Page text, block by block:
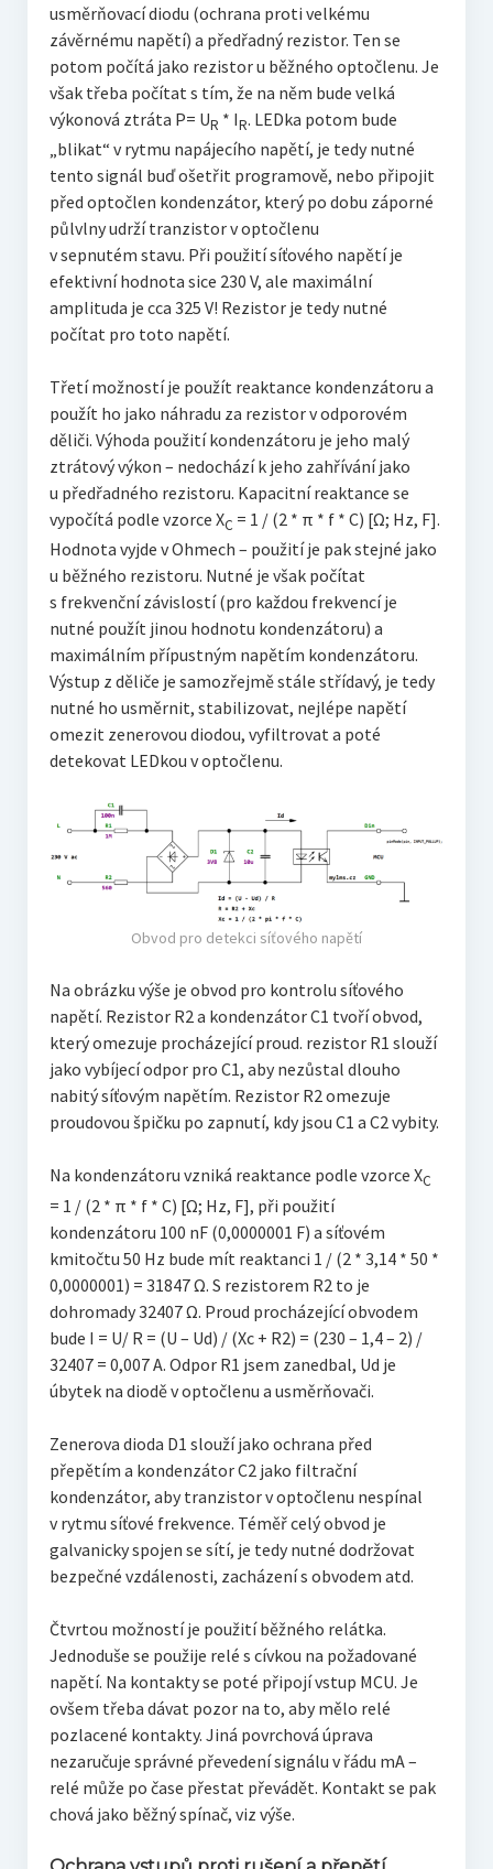
usměrňovací diodu (ochrana proti velkému
závěrnému napětí) a předřadný rezistor. Ten se
potom počítá jako rezistor u běžného optočlenu. Je
však třeba počítat s tím, že na něm bude velká
výkonová ztráta P= UR * IR. LEDka potom bude
„blikat“ v rytmu napájecího napětí, je tedy nutné
tento signál buď ošetřit programově, nebo připojit
před optočlen kondenzátor, který po dobu záporné
půlvlny udrží tranzistor v optočlenu
v sepnutém stavu. Při použití síťového napětí je
efektivní hodnota sice 230 V, ale maximální
amplituda je cca 325 V! Rezistor je tedy nutné
počítat pro toto napětí.
Třetí možností je použít reaktance kondenzátoru a
použít ho jako náhradu za rezistor v odporovém
děliči. Výhoda použití kondenzátoru je jeho malý
ztrátový výkon – nedochází k jeho zahřívání jako
u předřadného rezistoru. Kapacitní reaktance se
vypočítá podle vzorce XC = 1 / (2 * π * f * C) [Ω; Hz, F].
Hodnota vyjde v Ohmech – použití je pak stejné jako
u běžného rezistoru. Nutné je však počítat
s frekvenční závislostí (pro každou frekvencí je
nutné použít jinou hodnotu kondenzátoru) a
maximálním přípustným napětím kondenzátoru.
Výstup z děliče je samozřejmě stále střídavý, je tedy
nutné ho usměrnit, stabilizovat, nejlépe napětí
omezit zenerovou diodou, vyfiltrovat a poté
detekovat LEDkou v optočlenu.
Obvod pro detekci síťového napětí
Na obrázku výše je obvod pro kontrolu síťového
napětí. Rezistor R2 a kondenzátor C1 tvoří obvod,
který omezuje procházející proud. rezistor R1 slouží
jako vybíjecí odpor pro C1, aby nezůstal dlouho
nabitý síťovým napětím. Rezistor R2 omezuje
proudovou špičku po zapnutí, kdy jsou C1 a C2 vybity.
Na kondenzátoru vzniká reaktance podle vzorce XC
= 1 / (2 * π * f * C) [Ω; Hz, F], při použití
kondenzátoru 100 nF (0,0000001 F) a síťovém
kmitočtu 50 Hz bude mít reaktanci 1 / (2 * 3,14 * 50 *
0,0000001) = 31847 Ω. S rezistorem R2 to je
dohromady 32407 Ω. Proud procházející obvodem
bude I = U/ R = (U – Ud) / (Xc + R2) = (230 – 1,4 – 2) /
32407 = 0,007 A. Odpor R1 jsem zanedbal, Ud je
úbytek na diodě v optočlenu a usměrňovači.
Zenerova dioda D1 slouží jako ochrana před
přepětím a kondenzátor C2 jako filtrační
kondenzátor, aby tranzistor v optočlenu nespínal
v rytmu síťové frekvence. Téměř celý obvod je
galvanicky spojen se sítí, je tedy nutné dodržovat
bezpečné vzdálenosti, zacházení s obvodem atd.
Čtvrtou možností je použití běžného relátka.
Jednoduše se použije relé s cívkou na požadované
napětí. Na kontakty se poté připojí vstup MCU. Je
ovšem třeba dávat pozor na to, aby mělo relé
pozlacené kontakty. Jiná povrchová úprava
nezaručuje správné převedení signálu v řádu mA –
relé může po čase přestat převádět. Kontakt se pak
chová jako běžný spínač, viz výše.